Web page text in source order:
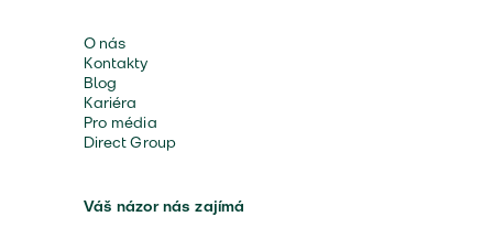
O nás
Kontakty
Blog
Kariéra
Pro média
Direct Group
Váš názor nás zajímá